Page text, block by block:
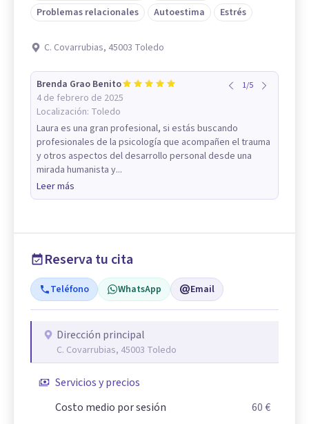
Problemas relacionales
Autoestima Estrés
C. Covarrubias, 45003 Toledo
Brenda Grao Benito
4 de febrero de 2025
Localización: Toledo
1/5
Laura es una gran profesional, si estás buscando
profesionales de la psicología que acompañen el trauma
y otros aspectos del desarrollo personal desde una
mirada humanista y...
Leer más
Reserva tu cita
Teléfono WhatsApp Email
Dirección principal
C. Covarrubias, 45003 Toledo
Servicios y precios
Costo medio por sesión
60 €